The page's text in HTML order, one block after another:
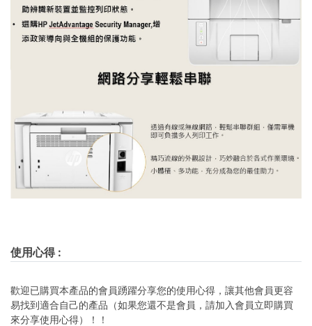
使用心得:
歡迎已購買本產品的會員踴躍分享您的使用心得，讓其他會員更容
易找到適合自己的產品（如果您還不是會員，請加入會員立即購買
來分享使用心得）！！